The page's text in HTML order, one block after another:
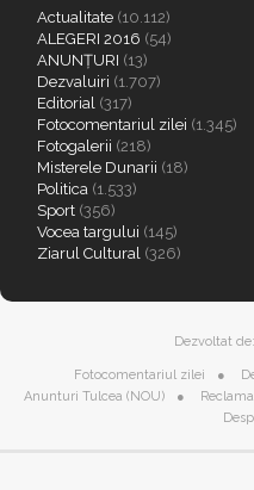
Actualitate (10.112)
ALEGERI 2016 (54)
ANUNȚURI (13)
Dezvaluiri (1.707)
Editorial (317)
Fotocomentariul zilei (1.345)
Fotogalerii (218)
Misterele Dunarii (18)
Politica (1.533)
Sport (356)
Vocea targului (145)
Ziarul Cultural (326)
Dezvoltat de:
Fotocomentariul zilei
Anunturi Tulcea (NOU)